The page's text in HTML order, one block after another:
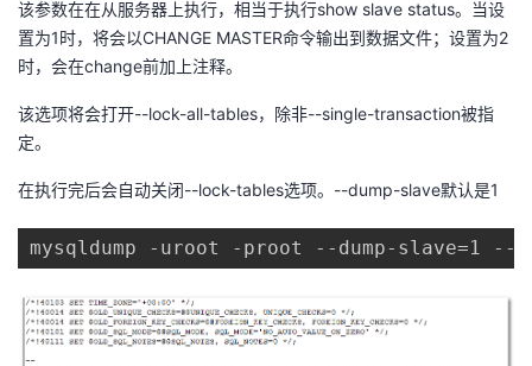
该参数在在从服务器上执行，相当于执行show slave status。当设
置为1时，将会以CHANGE MASTER命令输出到数据文件；设置为2
时，会在change前加上注释。
该选项将会打开--lock-all-tables，除非--single-transaction被指
定。
在执行完后会自动关闭--lock-tables选项。--dump-slave默认是1
mysqldump -uroot -proot --dump-slave=1 --